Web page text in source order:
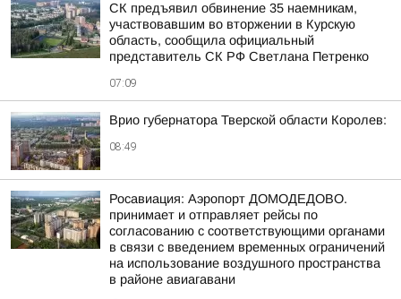
СК предъявил обвинение 35 наемникам,
участвовавшим во вторжении в Курскую
область, сообщила официальный
представитель СК РФ Светлана Петренко
07:09
Врио губернатора Тверской области Королев:
08:49
Росавиация: Аэропорт ДОМОДЕДОВО.
принимает и отправляет рейсы по
согласованию с соответствующими органами
в связи с введением временных ограничений
на использование воздушного пространства
в районе авиагавани